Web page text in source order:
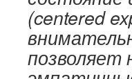
(centered
позволяет